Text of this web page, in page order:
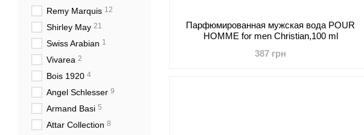
Парфюмированная мужская вода POUR
HOMME for men Christian,100 ml
387 грн
Remy Marquis 12
Shirley May 21
Swiss Arabian 1
Vivarea 2
Bois 1920 4
Angel Schlesser 9
Armand Basi 5
Attar Collection 8